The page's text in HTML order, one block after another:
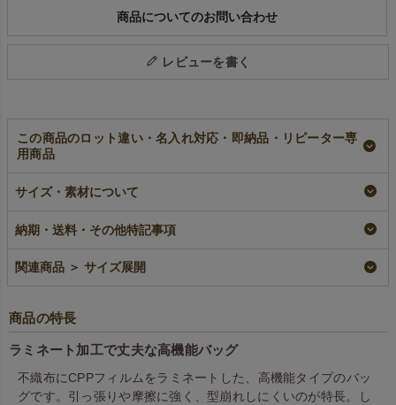
商品についてのお問い合わせ
レビューを書く
この商品のロット違い・名入れ対応・即納品・リピーター専
用商品
底マチ A4横サイズ
｜100枚入～
即納品｜ラミ
チ A4横サイズ｜
100枚入～
ラミ不織布バッグ
底マチ A4横サイズ
サイズ・素材について
納期・送料・その他特記事項
関連商品 ＞ サイズ展開
商品の特長
ラミネート加工で丈夫な高機能バッグ
不織布にCPPフィルムをラミネートした、高機能タイプのバッ
グです。引っ張りや摩擦に強く、型崩れしにくいのが特長。し